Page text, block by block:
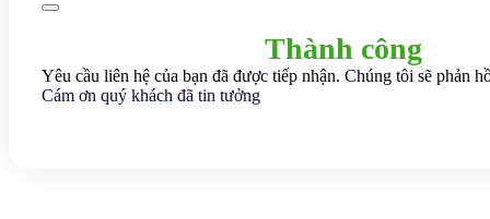
Thành công
Yêu cầu liên hệ của bạn đã được tiếp nhận. Chúng tôi sẽ phản
Cám ơn quý khách đã tin tưởng